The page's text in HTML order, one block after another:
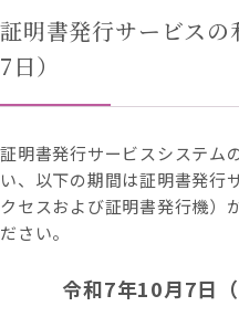
証明書発行サービスの
7日）
証明書発行サービスシステム
い、以下の期間は証明書発行
クセスおよび証明書発行機）
ださい。
令和7年10月7日